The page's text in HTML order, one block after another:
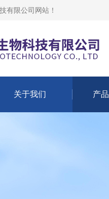
有限公司网站 ！
关于我们 产